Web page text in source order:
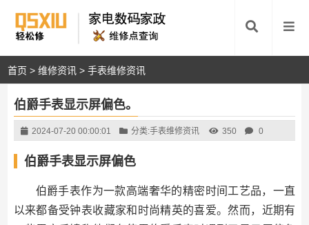
首页 >维修资讯 >手表维修资讯
伯爵手表显示屏偏色。
2024-07-20 00:00:01 分类:手表维修资讯 350 0
伯爵手表显示屏偏色
伯爵手表作为一款高端奢华的精密时间工艺品，一直
以来都备受钟表收藏家和时尚精英的喜爱。然而，近期有